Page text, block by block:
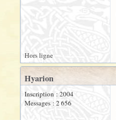
Hors ligne
Hyarion
Inscription : 2004
Messages : 2 656